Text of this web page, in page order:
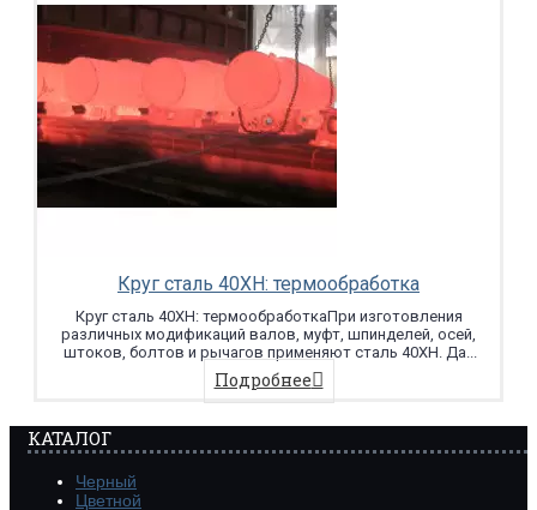
Круг сталь 40ХН: термообработка
Круг сталь 40ХН: термообработкаПри изготовления
различных модификаций валов, муфт, шпинделей, осей,
штоков, болтов и рычагов применяют сталь 40ХН. Да...
Подробнее
КАТАЛОГ
Черный
Цветной